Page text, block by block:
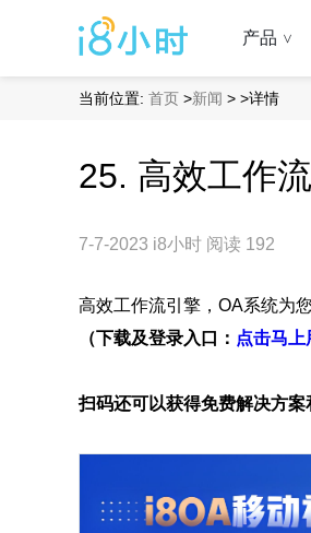
产品 >
当前位置: 首页 >新闻 > >详情
25. 高效工作
7-7-2023 i8小时 阅读 192
高效工作流引擎，OA系统为
（下载及登录入口： 点击马上
扫码还可以获得免费解决方案